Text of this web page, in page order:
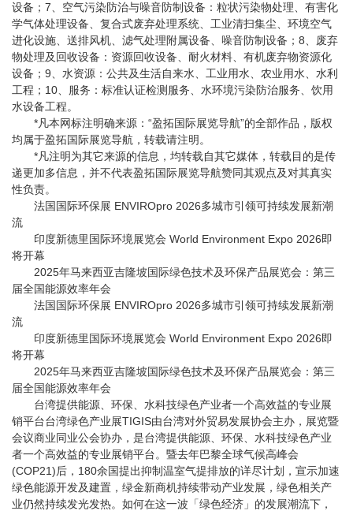
设备；7、空气污染防治与噪音防制设备：粒状污染物处理、有害化
学气体处理设备、复合式废弃处理系统、工业清扫集尘、环境空气
进化设施、送排风机、滤气处理附属设备、噪音防制设备；8、废弃
物处理及回收设备：资源回收设备、耐火材料、有机废弃物资源化
设备；9、水资源：公共及生活自来水、工业用水、农业用水、水利
工程；10、服务：标准认证检测服务、水环境污染防治服务、饮用
水设备工程。
*凡本网标注明确来源：“盈拓国际展览导航”的全部作品，版权
均属于盈拓国际展览导航，转载请注明。
*凡注明为其它来源的信息，均转载自其它媒体，转载目的是传
递更加多信息，并不代表盈拓国际展览导航赞同其观点及对其真实
性负责。
法国国际环保展 ENVIROpro 2026多城市引领可持续发展新潮
流
印度新德里国际环境展览会 World Environment Expo 2026即
将开幕
2025年马来西亚吉隆坡国际绿色技术及环保产品展览会：第三
届全国能源效率年会
法国国际环保展 ENVIROpro 2026多城市引领可持续发展新潮
流
印度新德里国际环境展览会 World Environment Expo 2026即
将开幕
2025年马来西亚吉隆坡国际绿色技术及环保产品展览会：第三
届全国能源效率年会
台湾提供能源、环保、水科技绿色产业者一个高效益的专业展
销平台台湾绿色产业展TIGIS由台湾对外贸易发展协会主办，展览暨
会议商业同业公会协办，是台湾提供能源、环保、水科技绿色产业
者一个高效益的专业展销平台。暨去年巴黎全球气候高峰会
(COP21)后，180余国提出抑制温室气提排放的详尽计划，宣示加速
绿色能源开发及建置，绿金新商机持续带动产业发展，绿色相关产
业仍然持续发光发热。如何在这一波「绿色经济」的发展潮流下，